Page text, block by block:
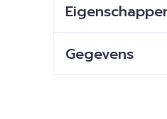
Gegevens